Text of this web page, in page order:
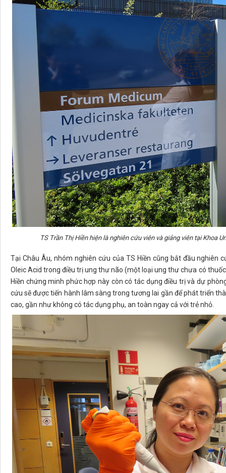
TS Trần Thị Hiền hiện là nghiên cứu viên và giảng viên tại Khoa
Tại Châu Âu, nhóm nghiên cứu của TS Hiền cũng bắt đầu nghiên
Oleic Acid trong điều trị ung thư não (một loại ung thư chưa có
Hiền chứng minh phức hợp này còn có tác dụng điều trị và dự
cứu sẽ được tiến hành lâm sàng trong tương lai gần để phát triển
cao, gần như không có tác dụng phụ, an toàn ngay cả với trẻ nhỏ.